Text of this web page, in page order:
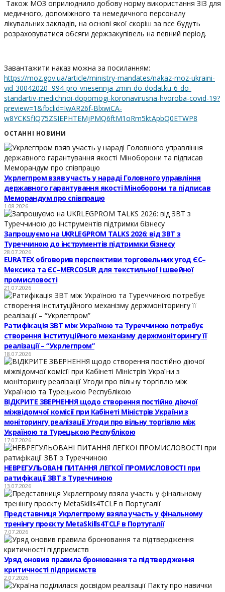
Також МОЗ оприлюднило добову норму використання ЗІЗ для
медичного, допоміжного та немедичного персоналу
лікувальних закладів, на основі якої скоріш за все будуть
розраховуватися обсяги держзакупівель на певний період.
Завантажити наказ можна за посиланням:
https://moz.gov.ua/article/ministry-mandates/nakaz-moz-ukraini-
vid-30042020–994-pro-vnesennja-zmin-do-dodatku-6-do-
standartiv-medichnoi-dopomogi-koronavirusna-hvoroba-covid-19?
preview=1&fbclid=IwAR26f-BlxwiCA-
w8YCKSfIQ75ZSIEPHTEMjPMQ6ftM1oRm5ktApbQ0ETWP8
ОСТАННІ НОВИНИ
Укрлегпром взяв участь у нараді Головного управління
державного гарантування якості Міноборони та підписав
Меморандум про співпрацю
1.08.2026
Запрошуємо на UKRLEGPROM TALKS 2026: від ЗВТ з
Туреччиною до інструментів підтримки бізнесу
28.07.2026
EURATEX обговорив перспективи торговельних угод ЄС–
Мексика та ЄС–MERCOSUR для текстильної і швейної
промисловості
21.07.2026
Ратифікація ЗВТ між Україною та Туреччиною потребує
створення інституційного механізму держмоніторингу її
реалізації – “Укрлегпром”
18.07.2026
ВІДКРИТЕ ЗВЕРНЕННЯ щодо створення постійно діючої
міжвідомчої комісії при Кабінеті Міністрів України з
моніторингу реалізації Угоди про вільну торгівлю між
Україною та Турецькою Республікою
17.07.2026
НЕВРЕГУЛЬОВАНІ ПИТАННЯ ЛЕГКОЇ ПРОМИСЛОВОСТІ при
ратифікації ЗВТ з Туреччиною
13.07.2026
Представниця Укрлегпрому взяла участь у фінальному
тренінгу проєкту MetaSkills4TCLF в Португалії
7.07.2026
Уряд оновив правила бронювання та підтвердження
критичності підприємств
2.07.2026